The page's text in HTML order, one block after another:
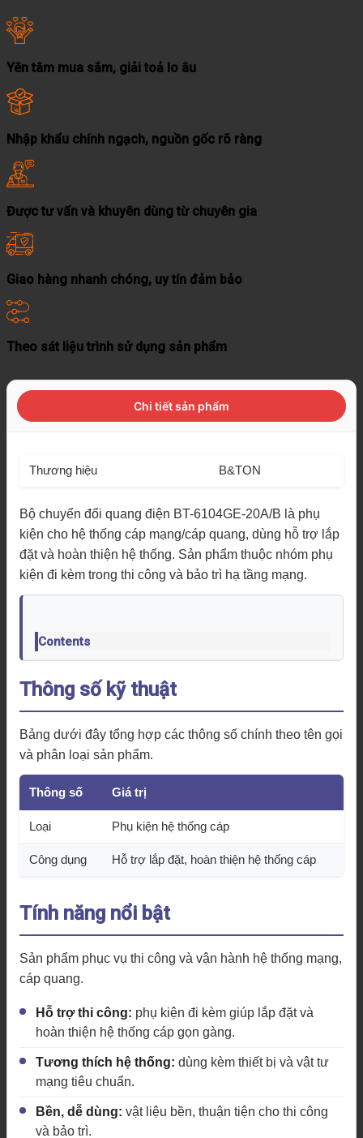
Yên tâm mua sắm, giải toả lo âu
Nhập khẩu chính ngạch, nguồn gốc rõ ràng
Được tư vấn và khuyên dùng từ chuyên gia
Giao hàng nhanh chóng, uy tín đảm bảo
Theo sát liệu trình sử dụng sản phẩm
Chi tiết sản phẩm
Thương hiệu B&TON
Bộ chuyển đổi quang điện BT-6104GE-20A/B là phụ
kiện cho hệ thống cáp mạng/cáp quang, dùng hỗ trợ lắp
đặt và hoàn thiện hệ thống. Sản phẩm thuộc nhóm phụ
kiện đi kèm trong thi công và bảo trì hạ tầng mạng.
Contents
Thông số kỹ thuật
Bảng dưới đây tổng hợp các thông số chính theo tên gọi
và phân loại sản phẩm.
Thông số Giá trị
Loại Phụ kiện hệ thống cáp
Công dụng Hỗ trợ lắp đặt, hoàn thiện hệ thống cáp
Tính năng nổi bật
Sản phẩm phục vụ thi công và vận hành hệ thống mạng,
cáp quang.
Hỗ trợ thi công: phụ kiện đi kèm giúp lắp đặt và
hoàn thiện hệ thống cáp gọn gàng.
Tương thích hệ thống: dùng kèm thiết bị và vật tư
mạng tiêu chuẩn.
Bền, dễ dùng: vật liệu bền, thuận tiện cho thi công
và bảo trì.